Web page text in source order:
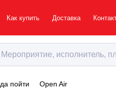
Как купить Доставка
пойти Open Air